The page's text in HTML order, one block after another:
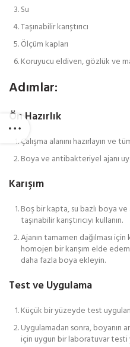
Su
Taşınabilir karıştırıcı
Ölçüm kapları
Koruyucu eldiven, gözlük ve
Adımlar:
Ön Hazırlık
Çalışma alanını hazırlayın ve
Boya ve antibakteriyel ajanı
Karışım
Boş bir kapta, su bazlı boya
taşınabilir karıştırıcıyı kullanın.
Ajanın tamamen dağılması
homojen bir karışım elde
daha fazla boya ekleyin.
Test ve Uygulama
Küçük bir yüzeyde test
Uygulamadan sonra,
için uygun bir laboratuvar testi